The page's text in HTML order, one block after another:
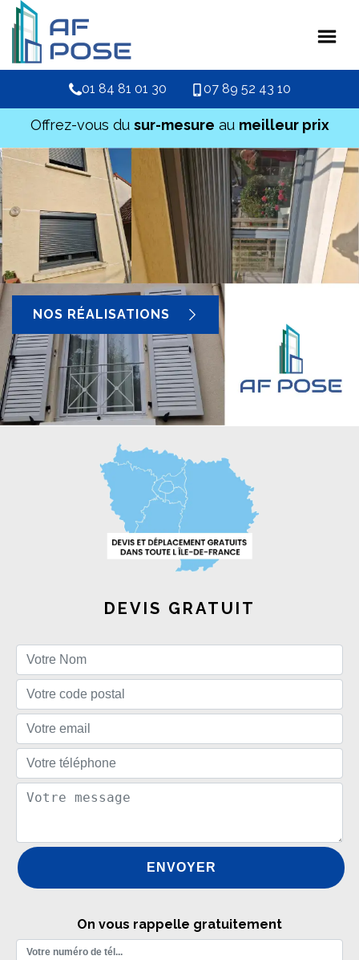
01 84 81 01 30 07 89 52 43 10
Offrez-vous du sur-mesure au meilleur prix
NOS RÉALISATIONS
DEVIS GRATUIT
On vous rappelle gratuitement